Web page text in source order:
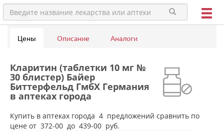
Цены Описание Аналоги
Кларитин (таблетки 10 мг №
30 блистер) Байер
Биттерфельд ГмбХ Германия
в аптеках города
Красноуральска
Купить в аптеках города 4 предложений сравнить по
цене от 372-00 до 439-00 руб.